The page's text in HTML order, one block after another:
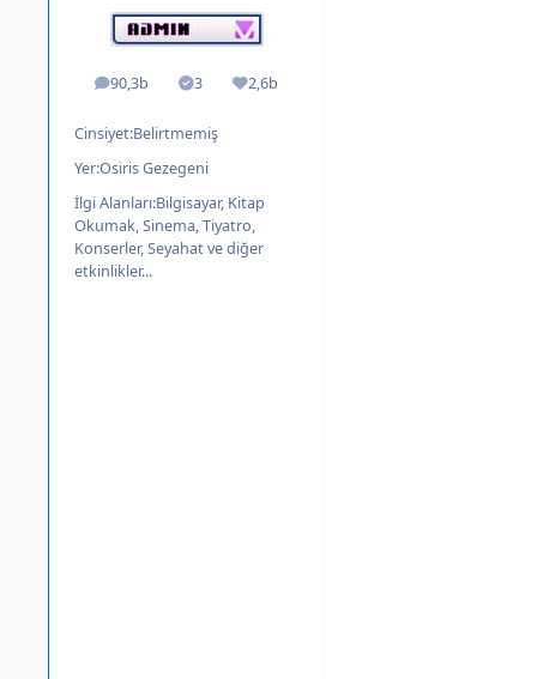
90,3b
ileti 3
Solutions2,6b
İtibar
Cinsiyet:Belirtmemiş
Yer:Osiris Gezegeni
İlgi Alanları:Bilgisayar, Kitap
Okumak, Sinema, Tiyatro,
Konserler, Seyahat ve diğer
etkinlikler...